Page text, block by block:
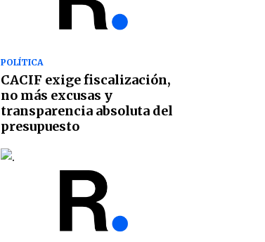
POLÍTICA
CACIF exige fiscalización,
no más excusas y
transparencia absoluta del
presupuesto